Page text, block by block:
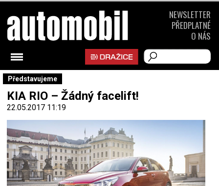
Představujeme
KIA RIO – Žádný facelift!
22.05.2017 11:19
NEWSLETTER
PŘEDPLATNÉ
O NÁS